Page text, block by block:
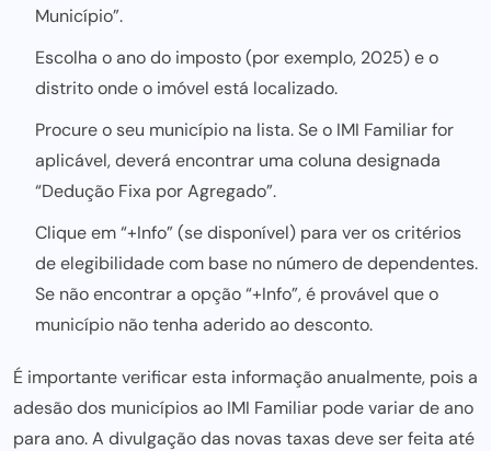
Município”.
Escolha o ano do imposto (por exemplo, 2025) e o
distrito onde o imóvel está localizado.
Procure o seu município na lista. Se o IMI Familiar for
aplicável, deverá encontrar uma coluna designada
“Dedução Fixa por Agregado”.
Clique em “+Info” (se disponível) para ver os critérios
de elegibilidade com base no número de dependentes.
Se não encontrar a opção “+Info”, é provável que o
município não tenha aderido ao desconto.
É importante verificar esta informação anualmente, pois a
adesão dos municípios ao IMI Familiar pode variar de ano
para ano. A divulgação das novas taxas deve ser feita até